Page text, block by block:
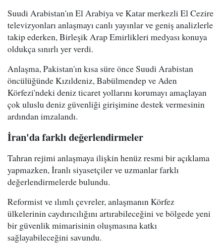
Suudi Arabistan'ın El Arabiya ve Katar merkezli El Cezire
televizyonları anlaşmayı canlı yayınlar ve geniş analizlerle
takip ederken, Birleşik Arap Emirlikleri medyası konuya
oldukça sınırlı yer verdi.
Anlaşma, Pakistan'ın kısa süre önce Suudi Arabistan
öncülüğünde Kızıldeniz, Babülmendep ve Aden
Körfezi'ndeki deniz ticaret yollarını korumayı amaçlayan
çok uluslu deniz güvenliği girişimine destek vermesinin
ardından imzalandı.
İran'da farklı değerlendirmeler
Tahran rejimi anlaşmaya ilişkin henüz resmi bir açıklama
yapmazken, İranlı siyasetçiler ve uzmanlar farklı
değerlendirmelerde bulundu.
Reformist ve ılımlı çevreler, anlaşmanın Körfez
ülkelerinin caydırıcılığını artırabileceğini ve bölgede yeni
bir güvenlik mimarisinin oluşmasına katkı
sağlayabileceğini savundu.